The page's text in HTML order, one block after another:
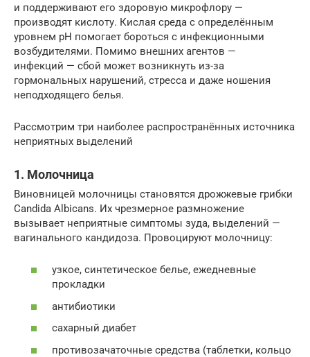
и поддерживают его здоровую микрофлору —
производят кислоту. Кислая среда с определённым
уровнем pH помогает бороться с инфекционными
возбудителями. Помимо внешних агентов —
инфекций — сбой может возникнуть из-за
гормональных нарушений, стресса и даже ношения
неподходящего белья.
Рассмотрим три наиболее распространённых источника
неприятных выделений
1. Молочница
Виновницей молочницы становятся дрожжевые грибки
Candida Albicans. Их чрезмерное размножение
вызывает неприятные симптомы зуда, выделений —
вагинального кандидоза. Провоцируют молочницу:
узкое, синтетическое белье, ежедневные
прокладки
антибиотики
сахарный диабет
противозачаточные средства (таблетки, кольцо